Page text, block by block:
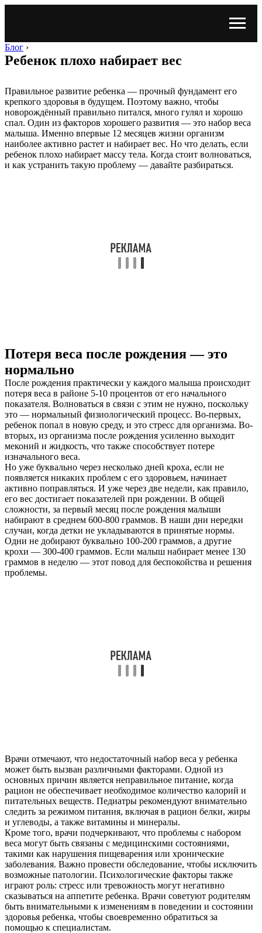
Блог ›
Ребенок плохо набирает вес
Правильное развитие ребенка — прочный фундамент его
крепкого здоровья в будущем. Поэтому важно, чтобы
новорождённый правильно питался, много гулял и хорошо
спал. Один из факторов хорошего развития — это набор веса
малыша. Именно впервые 12 месяцев жизни организм
наиболее активно растет и набирает вес. Но что делать, если
ребенок плохо набирает массу тела. Когда стоит волноваться,
и как устранить такую проблему — давайте разбираться.
Потеря веса после рождения — это
нормально
После рождения практически у каждого малыша происходит
потеря веса в районе 5-10 процентов от его начального
показателя. Волноваться в связи с этим не нужно, поскольку
это — нормальный физиологический процесс. Во-первых,
ребенок попал в новую среду, и это стресс для организма. Во-
вторых, из организма после рождения усиленно выходит
меконий и жидкость, что также способствует потере
изначального веса.
Но уже буквально через несколько дней кроха, если не
появляется никаких проблем с его здоровьем, начинает
активно поправляться. И уже через две недели, как правило,
его вес достигает показателей при рождении. В общей
сложности, за первый месяц после рождения малыши
набирают в среднем 600-800 граммов. В наши дни нередки
случаи, когда детки не укладываются в принятые нормы.
Одни не добирают буквально 100-200 граммов, а другие
крохи — 300-400 граммов. Если малыш набирает менее 130
граммов в неделю — этот повод для беспокойства и решения
проблемы.
Врачи отмечают, что недостаточный набор веса у ребенка
может быть вызван различными факторами. Одной из
основных причин является неправильное питание, когда
рацион не обеспечивает необходимое количество калорий и
питательных веществ. Педиатры рекомендуют внимательно
следить за режимом питания, включая в рацион белки, жиры
и углеводы, а также витамины и минералы.
Кроме того, врачи подчеркивают, что проблемы с набором
веса могут быть связаны с медицинскими состояниями,
такими как нарушения пищеварения или хронические
заболевания. Важно провести обследование, чтобы исключить
возможные патологии. Психологические факторы также
играют роль: стресс или тревожность могут негативно
сказываться на аппетите ребенка. Врачи советуют родителям
быть внимательными к изменениям в поведении и состоянии
здоровья ребенка, чтобы своевременно обратиться за
помощью к специалистам.